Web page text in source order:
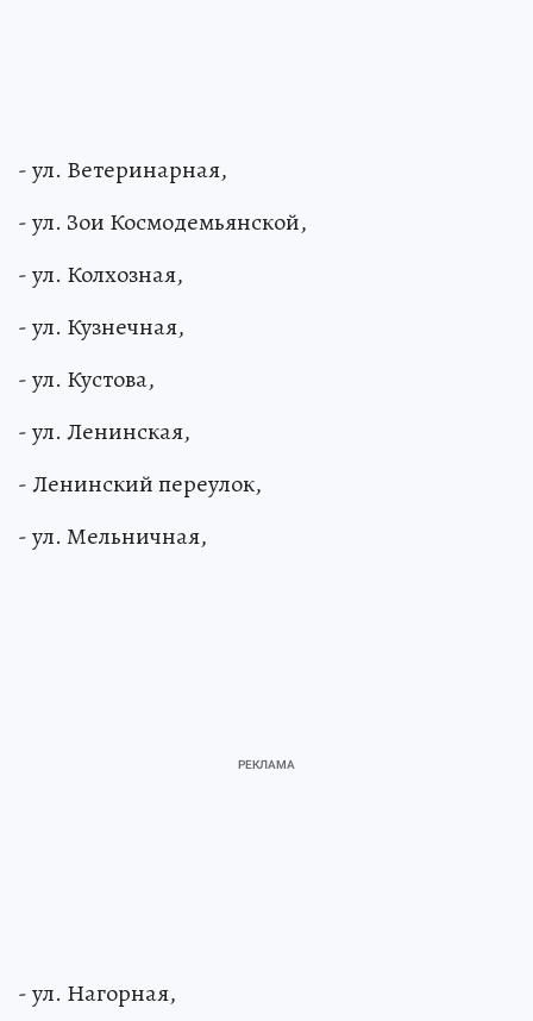
- ул. Ветеринарная,
- ул. Зои Космодемьянской,
- ул. Колхозная,
- ул. Кузнечная,
- ул. Кустова,
- ул. Ленинская,
- Ленинский переулок,
- ул. Мельничная,
- ул. Нагорная,